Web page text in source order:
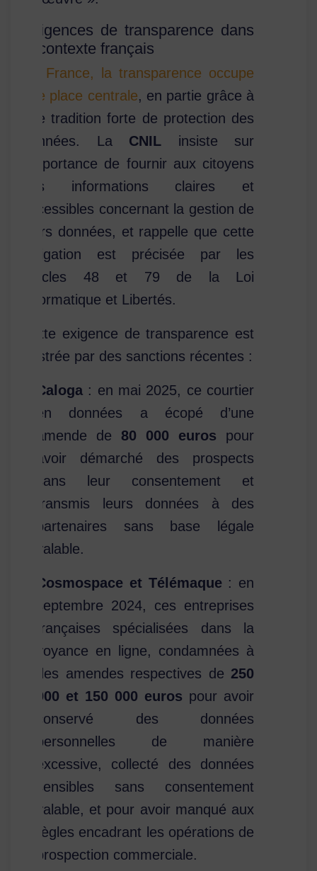
Exigences de transparence dans
le contexte français
En France, la transparence occupe
une place centrale, en partie grâce à
une tradition forte de protection des
données. La CNIL insiste sur
l’importance de fournir aux citoyens
des informations claires et
accessibles concernant la gestion de
leurs données, et rappelle que cette
obligation est précisée par les
articles 48 et 79 de la Loi
Informatique et Libertés.
Cette exigence de transparence est
illustrée par des sanctions récentes :
Caloga : en mai 2025, ce courtier
en données a écopé d’une
amende de 80 000 euros pour
avoir démarché des prospects
sans leur consentement et
transmis leurs données à des
partenaires sans base légale
valable.
Cosmospace et Télémaque: en
septembre 2024, ces entreprises
françaises spécialisées dans la
voyance en ligne, condamnées à
des amendes respectives de 250
000 et 150 000 euros pour avoir
conservé des données
personnelles de manière
excessive, collecté des données
sensibles sans consentement
valable, et pour avoir manqué aux
règles encadrant les opérations de
prospection commerciale.